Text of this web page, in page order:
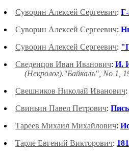
Суворин Алексей Сергеевич:
Суворин Алексей Сергеевич:
Суворин Алексей Сергеевич:
Сведенцов Иван Иванович: И.
(Некролог)."Байкалъ", No 1,
Свешников Николай Иванович:
Свиньин Павел Петрович:
Тареев Михаил Михайлович:
Тарле Евгений Викторович: